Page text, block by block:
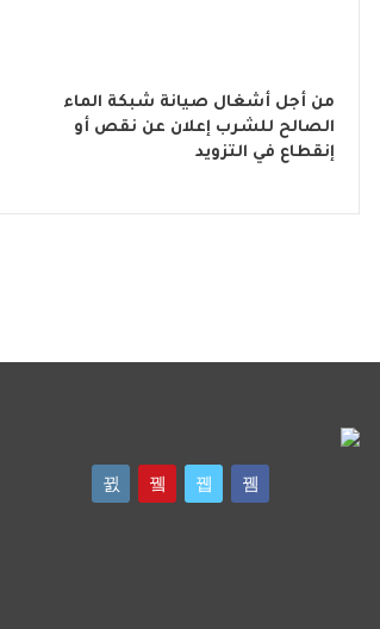
من أجل أشغال صيانة شبكة الماء
الصالح للشرب إعلان عن نقص أو
إنقطاع في التزويد